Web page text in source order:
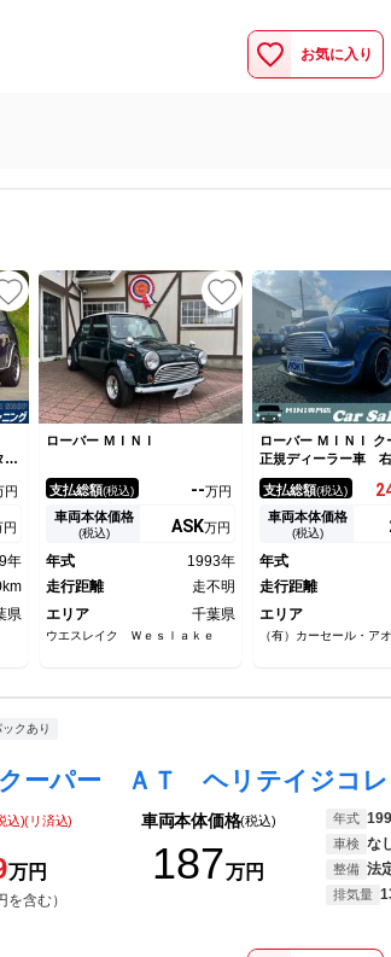
お気に入り
ー
円
円
年
県
ローバー ＭＩＮＩ
支払総額(税込) --万円
車両本体価格
(税込) ASK万円
年式
1993年
走行距離
走不明
エリア
千葉県
ウエスレイク Ｗｅｓｌａｋｅ
ローバー ＭＩＮＩ
正規ディーラー車
ル ４速マニュアル
ト フルエアロ １３
ルミホイール コイ
ルタンショック 車
ル＆トリム
支払総額(税込)
車両本体価格
(税込)
年式
走行距離
エリア
（有）カーセール・ア
クあり
込)(リ済込)
万円
を含む）
車両本体価格(税込)
187万円
年式
車検 な
整備 法
排気量